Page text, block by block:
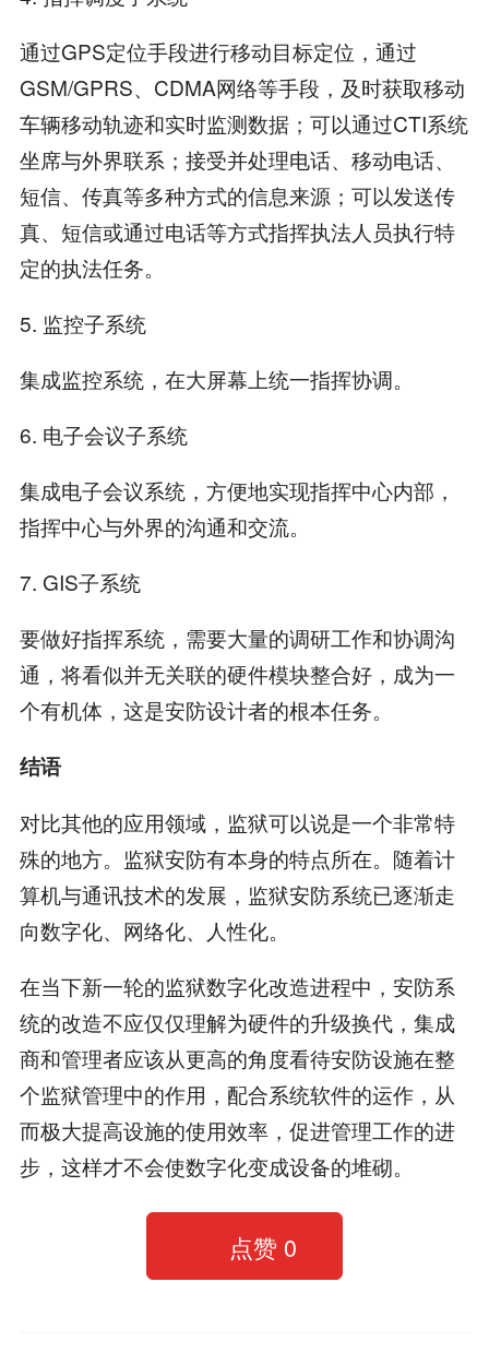
通过GPS定位手段进行移动目标定位，通过
GSM/GPRS、CDMA网络等手段，及时获取移动
车辆移动轨迹和实时监测数据；可以通过CTI系统
坐席与外界联系；接受并处理电话、移动电话、
短信、传真等多种方式的信息来源；可以发送传
真、短信或通过电话等方式指挥执法人员执行特
定的执法任务。
5. 监控子系统
集成监控系统，在大屏幕上统一指挥协调。
6. 电子会议子系统
集成电子会议系统，方便地实现指挥中心内部，
指挥中心与外界的沟通和交流。
7. GIS子系统
要做好指挥系统，需要大量的调研工作和协调沟
通，将看似并无关联的硬件模块整合好，成为一
个有机体，这是安防设计者的根本任务。
结语
对比其他的应用领域，监狱可以说是一个非常特
殊的地方。监狱安防有本身的特点所在。随着计
算机与通讯技术的发展，监狱安防系统已逐渐走
向数字化、网络化、人性化。
在当下新一轮的监狱数字化改造进程中，安防系
统的改造不应仅仅理解为硬件的升级换代，集成
商和管理者应该从更高的角度看待安防设施在整
个监狱管理中的作用，配合系统软件的运作，从
而极大提高设施的使用效率，促进管理工作的进
步，这样才不会使数字化变成设备的堆砌。
点赞 0